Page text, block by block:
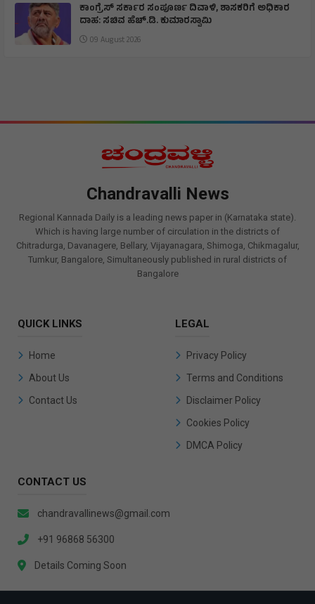
ಕಾಂಗ್ರೆಸ್ ಸರ್ಕಾರ ಸಂಪೂರ್ಣ ದಿವಾಳಿ, ಶಾಸಕರಿಗೆ ಅಧಿಕಾರ
ದಾಹ: ಸಚಿವ ಹೆಚ್.ಡಿ. ಕುಮಾರಸ್ವಾಮಿ
09 August 2026
Chandravalli News
Regional Kannada Daily is a leading news paper in (Karnataka state).
Which is having large number of circulation in the districts of
Chitradurga, Davanagere, Bellary, Vijayanagara, Shimoga, Chikmagalur,
Tumkur, Bangalore, Simultaneously published in rural districts of
Bangalore
QUICK LINKS
Home
About Us
Contact Us
LEGAL
Privacy Policy
Terms and Conditions
Disclaimer Policy
Cookies Policy
DMCA Policy
CONTACT US
chandravallinews@gmail.com
+91 96868 56300
Details Coming Soon